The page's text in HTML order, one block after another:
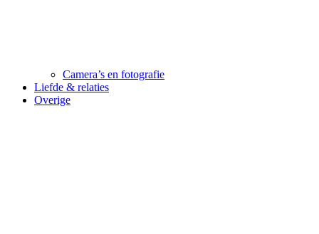
Camera’s en fotografie
Liefde & relaties
Overige